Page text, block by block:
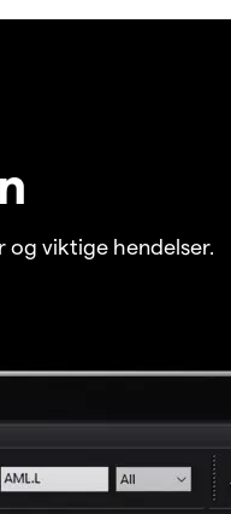
viktige hendelser.